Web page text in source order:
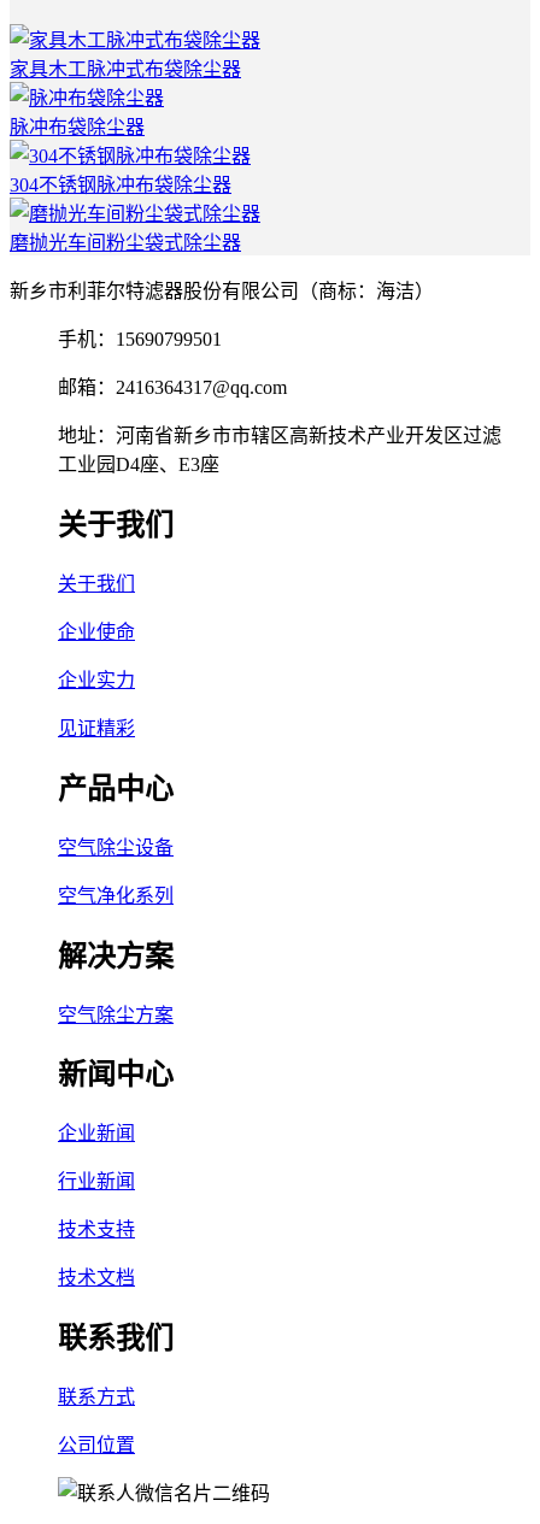
家具木工脉冲式布袋除尘器
脉冲布袋除尘器
304不锈钢脉冲布袋除尘器
磨抛光车间粉尘袋式除尘器
新乡市利菲尔特滤器股份有限公司（商标：海洁）
手机：15690799501
邮箱：2416364317@qq.com
地址：河南省新乡市市辖区高新技术产业开发区过滤
工业园D4座、E3座
关于我们
关于我们
企业使命
企业实力
见证精彩
产品中心
空气除尘设备
空气净化系列
解决方案
空气除尘方案
新闻中心
企业新闻
行业新闻
技术支持
技术文档
联系我们
联系方式
公司位置